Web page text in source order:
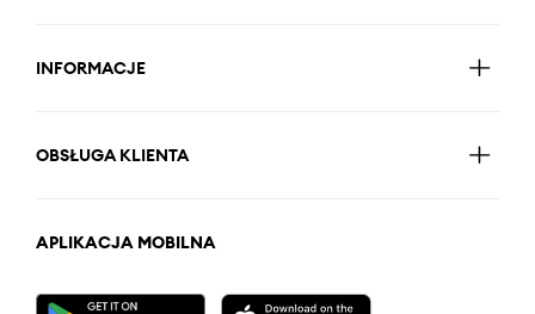
INFORMACJE
OBSŁUGA KLIENTA
APLIKACJA MOBILNA